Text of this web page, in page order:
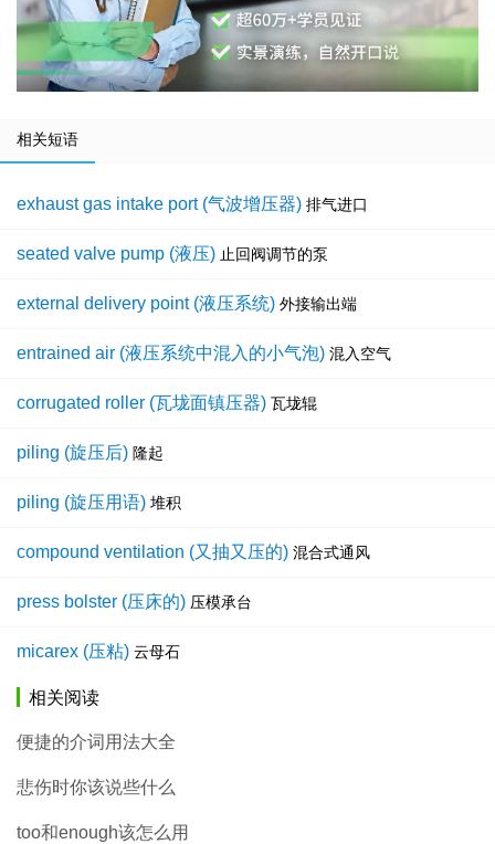
相关短语
exhaust gas intake port (气波增压器) 排气进口
seated valve pump (液压) 止回阀调节的泵
external delivery point (液压系统) 外接输出端
entrained air (液压系统中混入的小气泡) 混入空气
corrugated roller (瓦垅面镇压器) 瓦垅辊
piling (旋压后) 隆起
piling (旋压用语) 堆积
compound ventilation (又抽又压的) 混合式通风
press bolster (压床的) 压模承台
micarex (压粘) 云母石
相关阅读
便捷的介词用法大全
悲伤时你该说些什么
too和enough该怎么用